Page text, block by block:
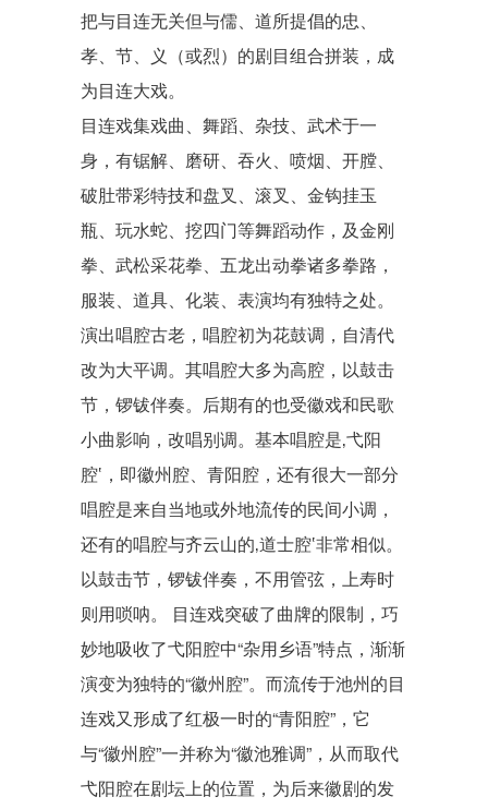
把与目连无关但与儒、道所提倡的忠、
孝、节、义（或烈）的剧目组合拼装，成
为目连大戏。
目连戏集戏曲、舞蹈、杂技、武术于一
身，有锯解、磨研、吞火、喷烟、开膛、
破肚带彩特技和盘叉、滚叉、金钩挂玉
瓶、玩水蛇、挖四门等舞蹈动作，及金刚
拳、武松采花拳、五龙出动拳诸多拳路，
服装、道具、化装、表演均有独特之处。
演出唱腔古老，唱腔初为花鼓调，自清代
改为大平调。其唱腔大多为高腔 ，以鼓击
节，锣钹伴奏。后期有的也受徽戏和民歌
小曲影响，改唱别调。基本唱腔是‚弋阳
腔‛，即徽州腔、青阳腔，还有很大一部分
唱腔是来自当地或外地流传的民间小调，
还有的唱腔与齐云山的‚道士腔‛非常相似。
以鼓击节，锣钹伴奏，不用管弦，上寿时
则用唢呐。 目连戏突破了曲牌的限制，巧
妙地吸收了弋阳腔中“杂用乡语”特点，渐渐
演变为独特的“徽州腔”。而流传于池州的目
连戏又形成了红极一时的“青阳腔”，它
与“徽州腔”一并称为“徽池雅调”，从而取代
弋阳腔在剧坛上的位置，为后来徽剧的发